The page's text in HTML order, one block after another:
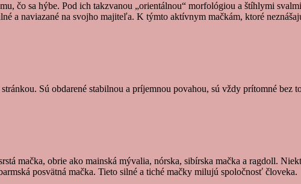
čo sa hýbe. Pod ich takzvanou „orientálnou“ morfológiou a štíhlymi
a naviazané na svojho majiteľa. K týmto aktívnym mačkám, ktoré
Sú obdarené stabilnou a príjemnou povahou, sú vždy prítomné bez
mačka, obrie ako mainská mývalia, nórska, sibírska mačka a ragdoll.
posvätná mačka. Tieto silné a tiché mačky milujú spoločnosť človeka.